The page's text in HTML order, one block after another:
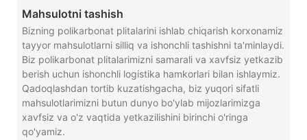
Mahsulotni tashish
Bizning polikarbonat plitalarini ishlab chiqarish korxonamiz
tayyor mahsulotlarni silliq va ishonchli tashishni ta'minlaydi.
Biz polikarbonat plitalarimizni samarali va xavfsiz yetkazib
berish uchun ishonchli logistika hamkorlari bilan ishlaymiz.
Qadoqlashdan tortib kuzatishgacha, biz yuqori sifatli
mahsulotlarimizni butun dunyo bo'ylab mijozlarimizga
xavfsiz va o'z vaqtida yetkazilishini birinchi o'ringa
qo'yamiz.